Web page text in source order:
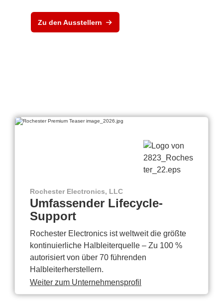
Zu den Ausstellern
Rochester Electronics, LLC
Umfassender Lifecycle-
Support
Rochester Electronics ist weltweit die größte
kontinuierliche Halbleiterquelle – Zu 100 %
autorisiert von über 70 führenden
Halbleiterherstellern.
Weiter zum Unternehmensprofil